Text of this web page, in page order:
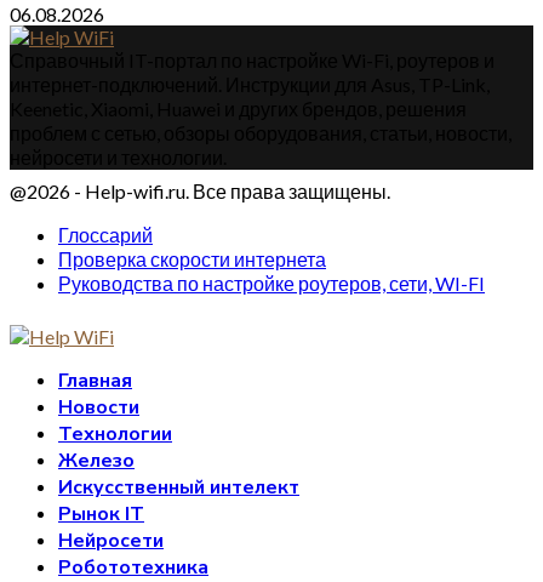
06.08.2026
@2026 - Help-wifi.ru. Все права защищены.
Глоссарий
Проверка скорости интернета
Руководства по настройке роутеров, сети, WI-FI
Главная
Новости
Технологии
Железо
Искусственный интелект
Рынок IT
Нейросети
Робототехника